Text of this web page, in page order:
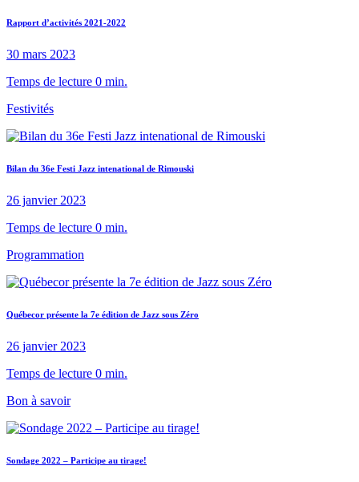
Rapport d’activités 2021-2022
30 mars 2023
Temps de lecture 0 min.
Festivités
Bilan du 36e Festi Jazz intenational de Rimouski
26 janvier 2023
Temps de lecture 0 min.
Programmation
Québecor présente la 7e édition de Jazz sous Zéro
26 janvier 2023
Temps de lecture 0 min.
Bon à savoir
Sondage 2022 – Participe au tirage!